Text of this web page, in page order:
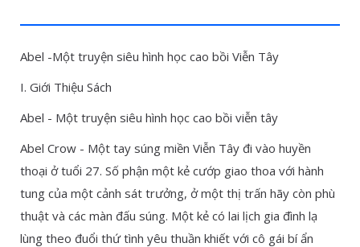
Abel -Một truyện siêu hình học cao bồi Viễn Tây
I. Giới Thiệu Sách
Abel - Một truyện siêu hình học cao bồi viễn tây
Abel Crow - Một tay súng miền Viễn Tây đi vào huyền
thoại ở tuổi 27. Số phận một kẻ cướp giao thoa với hành
tung của một cảnh sát trưởng, ở một thị trấn hãy còn phù
thuật và các màn đấu súng. Một kẻ có lai lịch gia đình lạ
lùng theo đuổi thứ tình yêu thuần khiết với cô gái bí ẩn